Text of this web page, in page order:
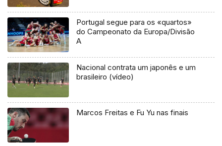
Portugal segue para os «quartos»
do Campeonato da Europa/Divisão
A
Nacional contrata um japonês e um
brasileiro (vídeo)
Marcos Freitas e Fu Yu nas finais